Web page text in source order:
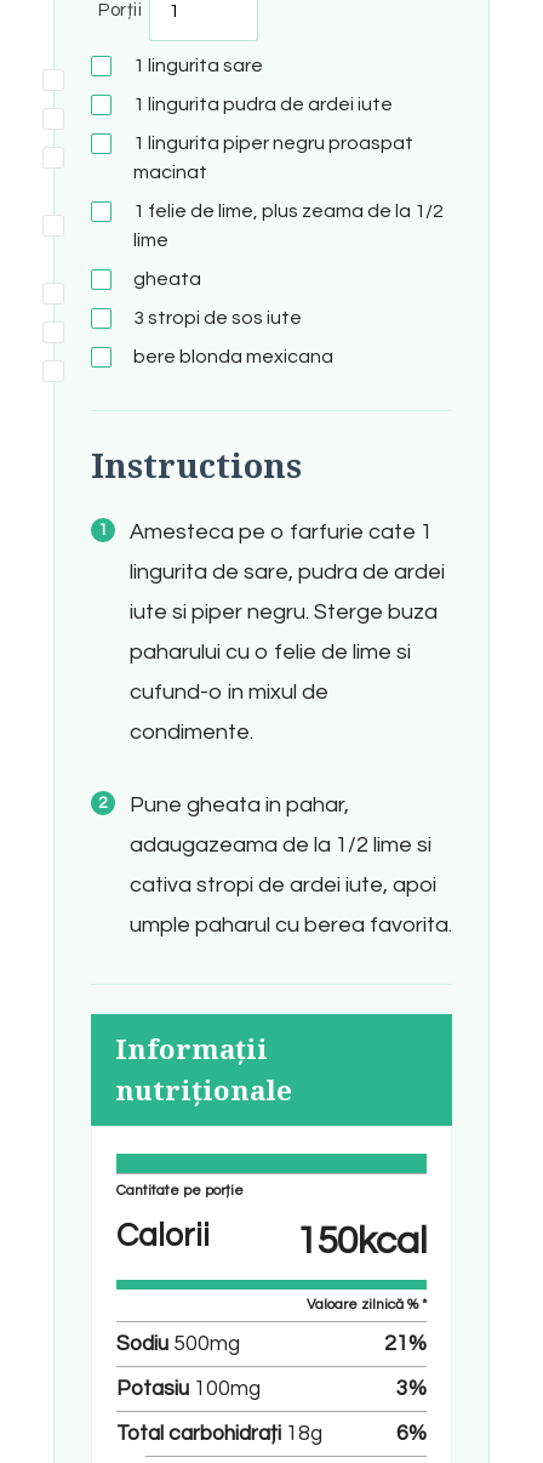
Porții
1 lingurita sare
1 lingurita pudra de ardei iute
1 lingurita piper negru proaspat
macinat
1 felie de lime, plus zeama de la 1/2
lime
gheata
3 stropi de sos iute
bere blonda mexicana
Instructions
Amesteca pe o farfurie cate 1
lingurita de sare, pudra de ardei
iute si piper negru. Sterge buza
paharului cu o felie de lime si
cufund-o in mixul de
condimente.
Pune gheata in pahar,
adaugazeama de la 1/2 lime si
cativa stropi de ardei iute, apoi
umple paharul cu berea favorita.
Informații
nutriționale
Cantitate pe porție
Calorii 150kcal
Valoare zilnică % *
Sodiu 500mg 21 %
Potasiu 100mg 3%
Total carbohidrați 18g 6%